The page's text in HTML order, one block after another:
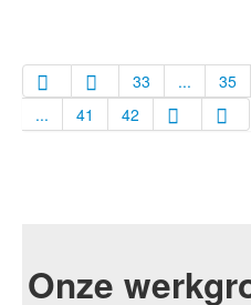
33
... 35
...
41 42
Onze